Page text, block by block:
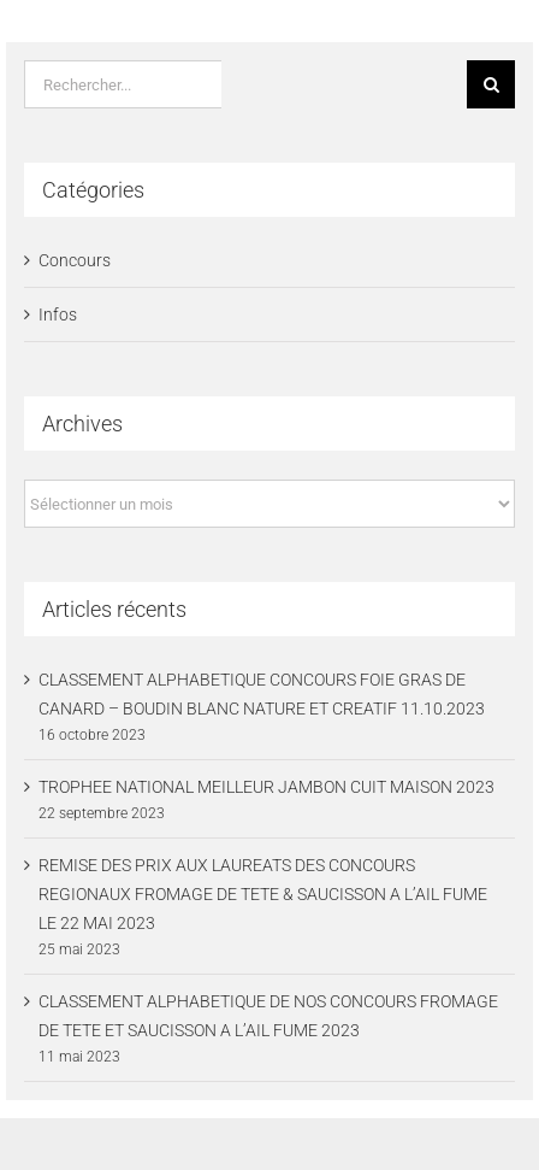
Rechercher:
Catégories
Concours
Infos
Archives
Articles récents
CLASSEMENT ALPHABETIQUE CONCOURS FOIE GRAS DE
CANARD – BOUDIN BLANC NATURE ET CREATIF 11.10.2023
16 octobre 2023
TROPHEE NATIONAL MEILLEUR JAMBON CUIT MAISON 2023
22 septembre 2023
REMISE DES PRIX AUX LAUREATS DES CONCOURS
REGIONAUX FROMAGE DE TETE & SAUCISSON A L’AIL FUME
LE 22 MAI 2023
25 mai 2023
CLASSEMENT ALPHABETIQUE DE NOS CONCOURS FROMAGE
DE TETE ET SAUCISSON A L’AIL FUME 2023
11 mai 2023